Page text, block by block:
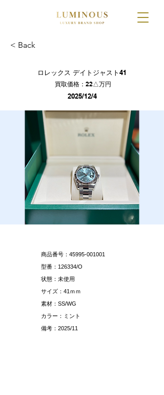
< Back
ロレックス デイトジャスト41
買取価格：22△万円
2025/12/4
商品番号：45995-001001
型番：126334/O
状態：未使用
サイズ：41ｍｍ
素材：SS/WG
カラー：ミント
備考：2025/11